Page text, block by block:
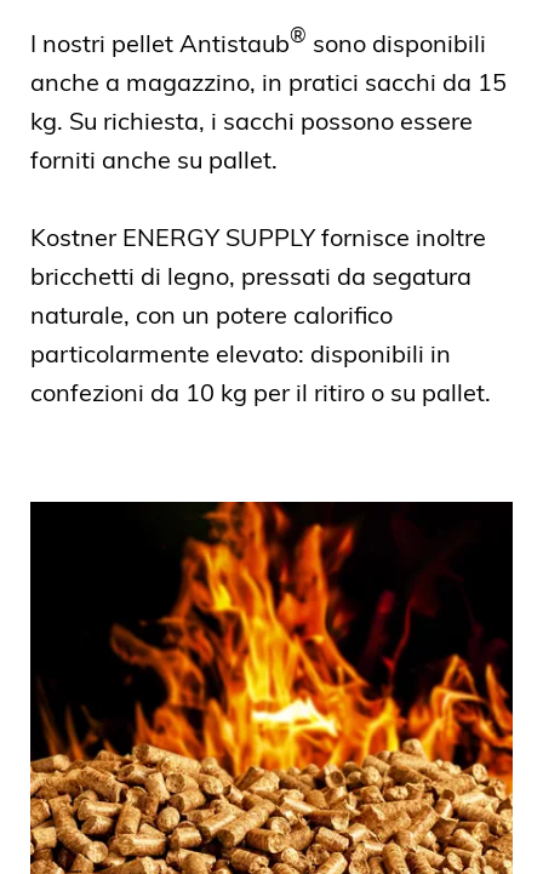
I nostri pellet Antistaub® sono disponibili
anche a magazzino, in pratici sacchi da 15
kg. Su richiesta, i sacchi possono essere
forniti anche su pallet.
Kostner ENERGY SUPPLY fornisce inoltre
bricchetti di legno, pressati da segatura
naturale, con un potere calorifico
particolarmente elevato: disponibili in
confezioni da 10 kg per il ritiro o su pallet.